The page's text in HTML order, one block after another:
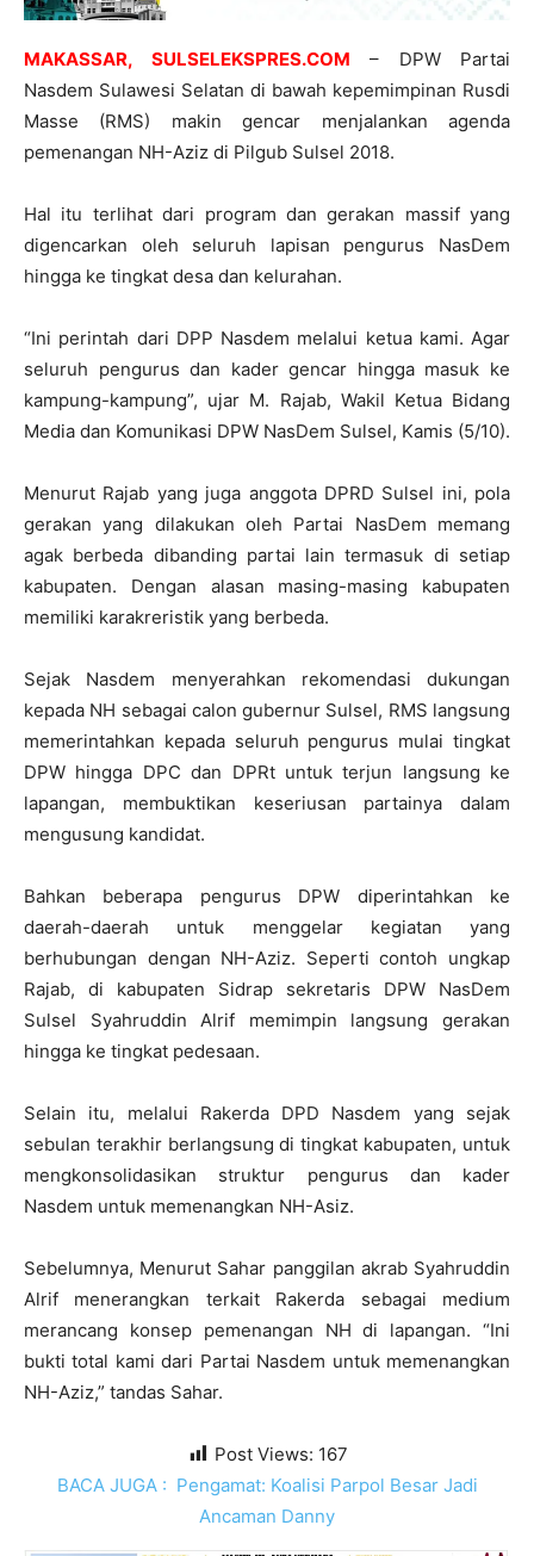
MAKASSAR, SULSELEKSPRES.COM – DPW Partai
Nasdem Sulawesi Selatan di bawah kepemimpinan Rusdi
Masse (RMS) makin gencar menjalankan agenda
pemenangan NH-Aziz di Pilgub Sulsel 2018.
Hal itu terlihat dari program dan gerakan massif yang
digencarkan oleh seluruh lapisan pengurus NasDem
hingga ke tingkat desa dan kelurahan.
“Ini perintah dari DPP Nasdem melalui ketua kami. Agar
seluruh pengurus dan kader gencar hingga masuk ke
kampung-kampung”, ujar M. Rajab, Wakil Ketua Bidang
Media dan Komunikasi DPW NasDem Sulsel, Kamis (5/10).
Menurut Rajab yang juga anggota DPRD Sulsel ini, pola
gerakan yang dilakukan oleh Partai NasDem memang
agak berbeda dibanding partai lain termasuk di setiap
kabupaten. Dengan alasan masing-masing kabupaten
memiliki karakreristik yang berbeda.
Sejak Nasdem menyerahkan rekomendasi dukungan
kepada NH sebagai calon gubernur Sulsel, RMS langsung
memerintahkan kepada seluruh pengurus mulai tingkat
DPW hingga DPC dan DPRt untuk terjun langsung ke
lapangan, membuktikan keseriusan partainya dalam
mengusung kandidat.
Bahkan beberapa pengurus DPW diperintahkan ke
daerah-daerah untuk menggelar kegiatan yang
berhubungan dengan NH-Aziz. Seperti contoh ungkap
Rajab, di kabupaten Sidrap sekretaris DPW NasDem
Sulsel Syahruddin Alrif memimpin langsung gerakan
hingga ke tingkat pedesaan.
Selain itu, melalui Rakerda DPD Nasdem yang sejak
sebulan terakhir berlangsung di tingkat kabupaten, untuk
mengkonsolidasikan struktur pengurus dan kader
Nasdem untuk memenangkan NH-Asiz.
Sebelumnya, Menurut Sahar panggilan akrab Syahruddin
Alrif menerangkan terkait Rakerda sebagai medium
merancang konsep pemenangan NH di lapangan. “Ini
bukti total kami dari Partai Nasdem untuk memenangkan
NH-Aziz,” tandas Sahar.
Post Views: 167
BACA JUGA : Pengamat: Koalisi Parpol Besar Jadi
Ancaman Danny